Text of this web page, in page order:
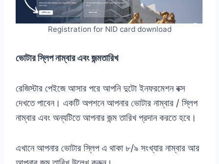
Registration for NID card download
ভোটার স্লিপ নাম্বার এবং জন্মতারিখ
রেজিস্টার পেইজে আসার পরে আপনি দুটো ইনফরমেশন বক্স
দেখতে পাবেন। একটি অপশনে আপনার ভোটার নাম্বার / স্লিপ
নাম্বার এবং অন্যটিতে আপনার জন্ম তারিখ প্রদান করতে হবে।
এখানে আপনার ভোটার স্লিপ এ থাকা ৮/৯ সংখ্যার নাম্বার আর